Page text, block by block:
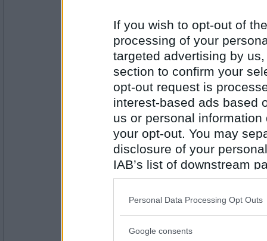
If you wish to opt-out of
processing of your
targeted advertising by
section to confirm your
opt-out request is
interest-based ads based
us or personal
your opt-out. You may
disclosure of your
IAB’s list of downstream
also be disclosed by us
Downstream Participants
Please note that this
Personal Data Processing Opt Outs
Google consents
Antal inlägg: 487
Antal inlägg:
2407
Göra ett långt uppehåll
Pizza eller tacos?
Tassos